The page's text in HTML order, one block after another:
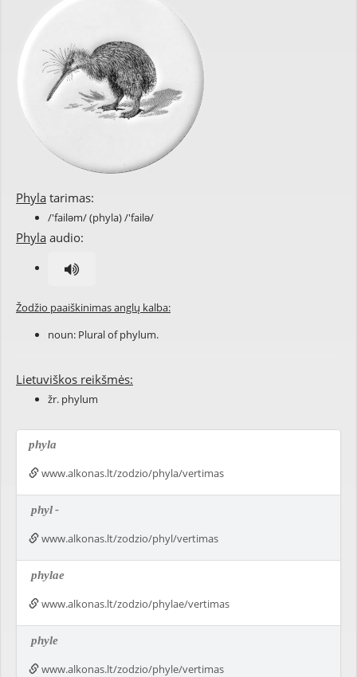
Phyla tarimas:
/'failəm/ (phyla) /'failə/
Phyla audio:
Žodžio paaiškinimas anglų kalba:
noun: Plural ofphylum.
Lietuviškos reikšmės:
žr. phylum
phyla
www.alkonas.lt/zodzio/phyla/vertimas
phyl-
www.alkonas.lt/zodzio/phyl/vertimas
phylae
www.alkonas.lt/zodzio/phylae/vertimas
phyle
www.alkonas.lt/zodzio/phyle/vertimas